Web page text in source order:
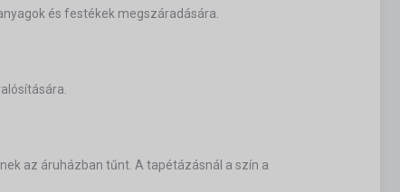
és festékek megszáradására.
az áruházban tűnt. A tapétázásnál a szín a